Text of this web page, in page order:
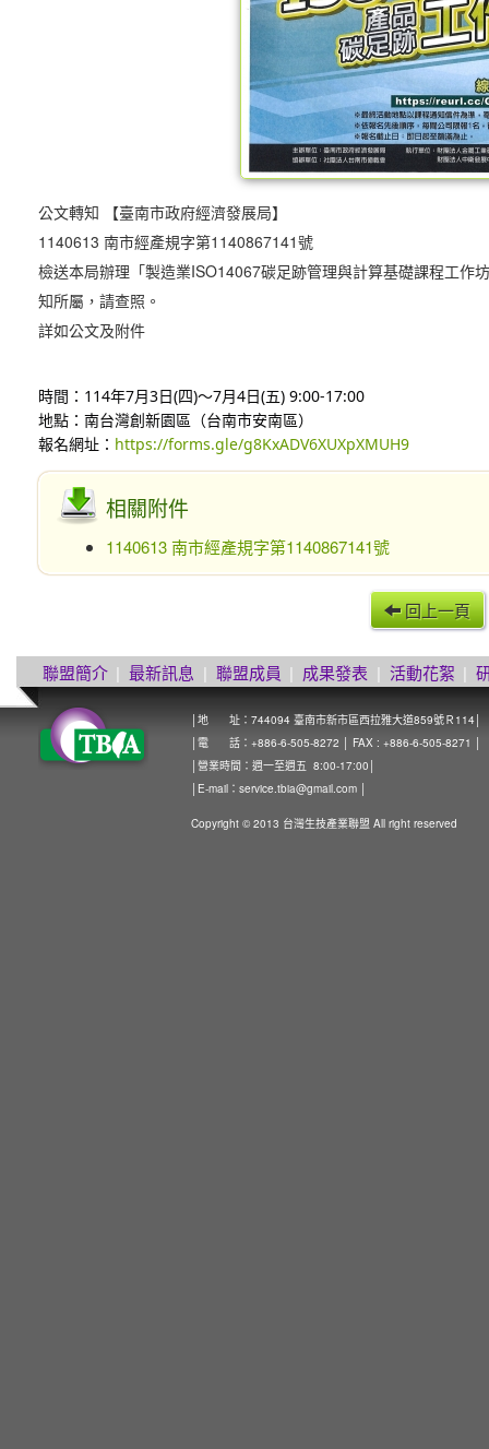
公文轉知 【臺南市政府經濟發展局】
1140613 南市經產規字第1140867141號
檢送本局辦理「製造業ISO14067碳足跡管理與計算基礎課程工作
知所屬，請查照。
詳如公文及附件
時間：114年7月3日(四)～7月4日(五) 9:00-17:00
地點：南台灣創新園區（台南市安南區）
報名網址： https://forms.gle/g8KxADV6XUXpXMUH9
相關附件
1140613 南市經產規字第1140867141號
回上一頁
聯盟簡介 | 最新訊息 | 聯盟成員 | 成果發表 | 活動花絮 |
│地 址：744094 臺南市新市區西拉雅大道859號Ｒ114│
│電 話：+886-6-505-8272 │ FAX : +886-6-505-8271 │
│營業時間：週一至週五 8:00-17:00│
│E-mail： service.tbia@gmail.com
Copyright © 2013 台灣生技產業聯盟 All right reserved